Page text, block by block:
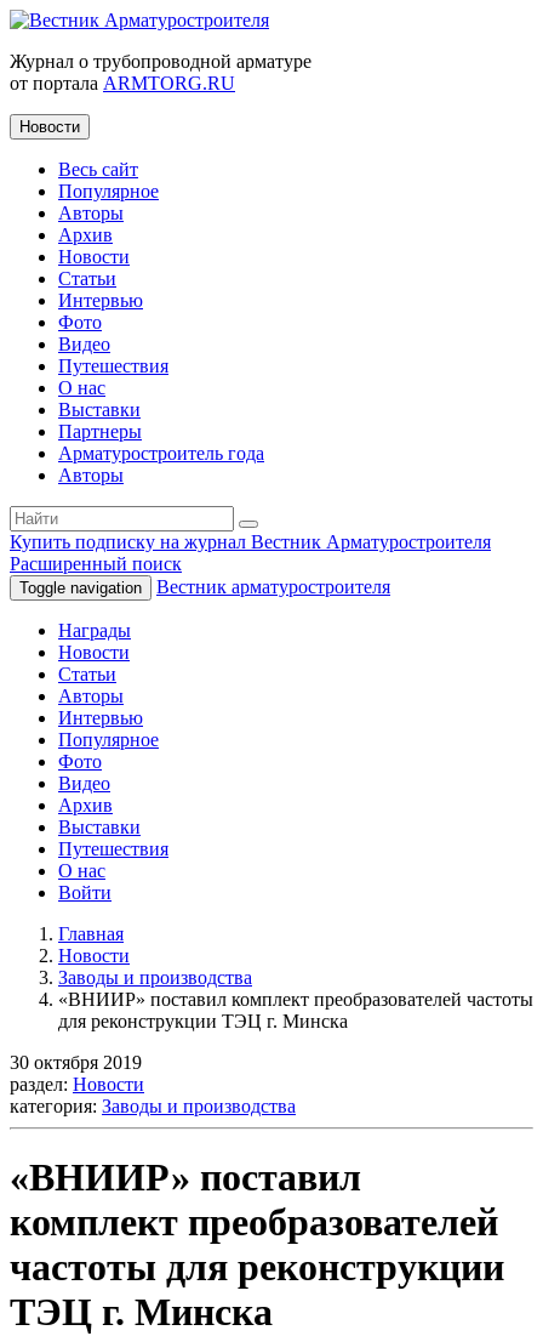
Журнал о трубопроводной арматуре
от портала ARMTORG.RU
Новости
Весь сайт
Популярное
Авторы
Архив
Новости
Статьи
Интервью
Фото
Видео
Путешествия
О нас
Выставки
Партнеры
Арматуростроитель года
Авторы
Купить подписку на журнал Вестник Арматуростроителя
Расширенный поиск
Toggle navigation Вестник арматуростроителя
Награды
Новости
Статьи
Авторы
Интервью
Популярное
Фото
Видео
Архив
Выставки
Путешествия
О нас
Войти
Главная
Новости
Заводы и производства
«ВНИИР» поставил комплект преобразователей частоты
для реконструкции ТЭЦ г. Минска
30 октября 2019
раздел: Новости
категория: Заводы и производства
«ВНИИР» поставил
комплект преобразователей
частоты для реконструкции
ТЭЦ г. Минска